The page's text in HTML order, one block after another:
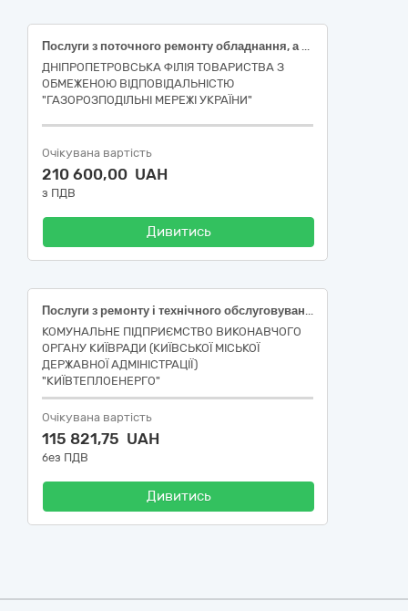
Послуги з поточного ремонту обладнання, а саме:виконання робіт із заміни трансформаторного мастила
ДНІПРОПЕТРОВСЬКА ФІЛІЯ ТОВАРИСТВА З
ОБМЕЖЕНОЮ ВІДПОВІДАЛЬНІСТЮ
"ГАЗОРОЗПОДІЛЬНІ МЕРЕЖІ УКРАЇНИ"
Очікувана вартість
210 600,00 UAH
з ПДВ
Дивитись
Послуги з ремонту і технічного обслуговування техніки різні
КОМУНАЛЬНЕ ПІДПРИЄМСТВО ВИКОНАВЧОГО
ОРГАНУ КИЇВРАДИ (КИЇВСЬКОЇ МІСЬКОЇ
ДЕРЖАВНОЇ АДМІНІСТРАЦІЇ)
"КИЇВТЕПЛОЕНЕРГО"
Очікувана вартість
115 821,75 UAH
без ПДВ
Дивитись